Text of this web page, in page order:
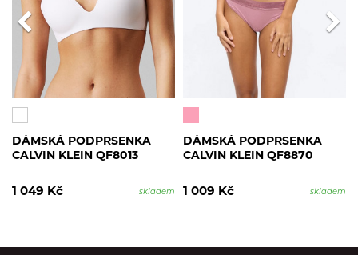
DÁMSKÁ PODPRSENKA
CALVIN KLEIN QF8013
1 049 Kč skladem
DÁMSKÁ PODPRSENKA
CALVIN KLEIN QF8870
1 009 Kč skladem